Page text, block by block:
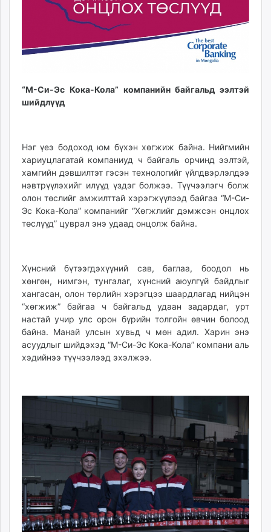
Eguur.mn
shuud.mn
eagle.mn
today.mn
zuv.mn
mminfo.mn
ugluu.mn
urlag.mn
unen.mn
shuurhai.mn
unuudur.mn
isee.mn
mglradio.com
fact.mn
itoim.mn
tumen.mn
tvmongolia.mn
unegui.mn
assa.mn
toim.mn
tac.mn
paparazzi.mn
unread.today
“М-Си-Эс Кока-Кола” компанийн байгальд ээлтэй
шийдлүүд
Нэг үеэ бодоход юм бүхэн хөгжиж байна. Нийгмийн
хариуцлагатай компаниуд ч байгаль орчинд ээлтэй,
хамгийн дэвшилтэт гэсэн технологийг үйлдвэрлэлдээ
нэвтрүүлэхийг илүүд үздэг болжээ. Түүчээлэгч болж
олон төслийг амжилттай хэрэгжүүлээд байгаа “М-Си-
Эс Кока-Кола” компанийг “Хөгжлийг дэмжсэн онцлох
төслүүд” цуврал энэ удаад онцолж байна.
Хүнсний бүтээгдэхүүний сав, баглаа, боодол нь
хөнгөн, нимгэн, тунгалаг, хүнсний аюулгүй байдлыг
хангасан, олон төрлийн хэрэгцээ шаардлагад нийцэн
“хөгжиж” байгаа ч байгальд удаан задардаг, урт
настай учир улс орон бүрийн толгойн өвчин болоод
байна. Манай улсын хувьд ч мөн адил. Харин энэ
асуудлыг шийдэхэд “М-Си-Эс Кока-Кола” компани аль
хэдийнээ түүчээлээд эхэлжээ.